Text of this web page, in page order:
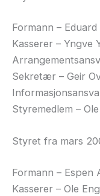
Formann –
Kasserer – Yngve
Sekretær – Geir
Styremedlem –
Styret fra mars
Formann – Espen
Kasserer – Ole